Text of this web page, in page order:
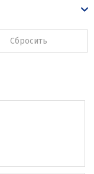
Сбросить